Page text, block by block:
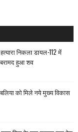
निकला डायल-112 में
बरामद हुआ शव
को मिले नये मुख्य विकास